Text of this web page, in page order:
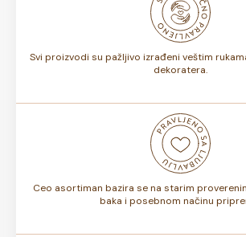
bojama na dečjoj torti ili osmisliti ceo
Svi proizvodi su pažljivo izrađeni veštim
dekoratera.
Ceo asortiman bazira se na starim
baka i posebnom načinu